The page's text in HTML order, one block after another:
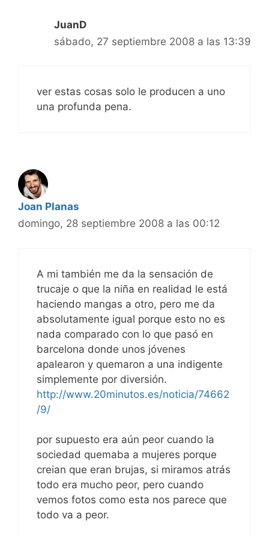
JuanD
sábado, 27 septiembre 2008 a las 13:39
ver estas cosas solo le producen a uno
una profunda pena.
Joan Planas
domingo, 28 septiembre 2008 a las 00:12
A mi también me da la sensación de
trucaje o que la niña en realidad le está
haciendo mangas a otro, pero me da
absolutamente igual porque esto no es
nada comparado con lo que pasó en
barcelona donde unos jóvenes
apalearon y quemaron a una indigente
simplemente por diversión.
http://www.20minutos.es/noticia/74662
/9/
por supuesto era aún peor cuando la
sociedad quemaba a mujeres porque
creian que eran brujas, si miramos atrás
todo era mucho peor, pero cuando
vemos fotos como esta nos parece que
todo va a peor.